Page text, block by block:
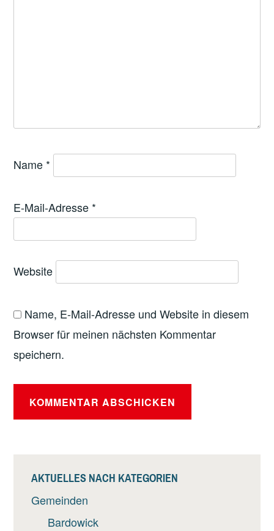
Name *
E-Mail-Adresse *
Website
Name, E-Mail-Adresse und Website in diesem
Browser für meinen nächsten Kommentar
speichern.
AKTUELLES NACH KATEGORIEN
Gemeinden
Bardowick